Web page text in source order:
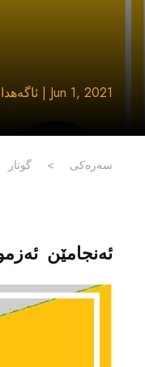
Jun 1, 2021 | ئاگەهداری
سەرەکی > گوتار
ئەنجامێن